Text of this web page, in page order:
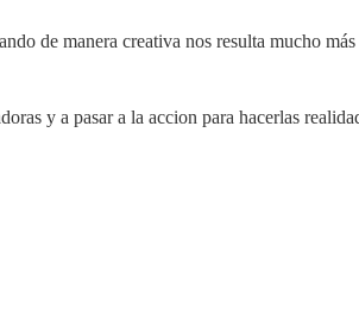
de manera creativa nos resulta mucho
y a pasar a la accion para hacerlas